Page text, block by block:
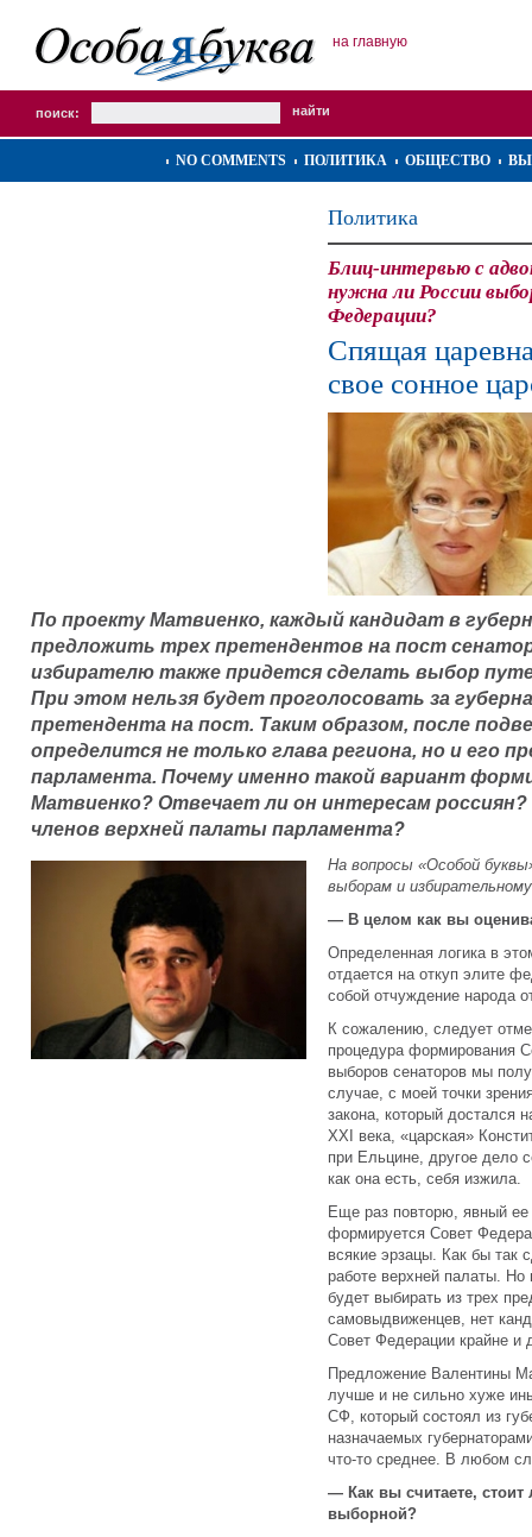
на главную
поиск:
NO COMMENTS ПОЛИТИКА ОБЩЕСТВО
Политика
Блиц-интервью с
нужна ли России
Федерации?
Спящая
свое сонное
По проекту Матвиенко, каждый кандидат в
предложить трех претендентов на пост
избирателю также придется сделать выбор
При этом нельзя будет проголосовать за
претендента на пост. Таким образом, после
определится не только глава региона, но и его
парламента. Почему именно такой вариант
Матвиенко? Отвечает ли он интересам
членов верхней палаты парламента?
На вопросы «Особой
выборам и
— В целом как вы
Определенная логика в
отдается на откуп элите
собой отчуждение народа
К сожалению, следует
процедура формирования
выборов сенаторов мы
случае, с моей точки
закона, который достался
XXI века, «царская»
при Ельцине, другое дело
как она есть, себя изжила.
Еще раз повторю, явный ее
формируется Совет
всякие эрзацы. Как бы так
работе верхней палаты.
будет выбирать из трех
самовыдвиженцев, нет
Совет Федерации крайне и
Предложение Валентины
лучше и не сильно хуже
СФ, который состоял из
назначаемых
что-то среднее. В любом
— Как вы считаете,
выборной?